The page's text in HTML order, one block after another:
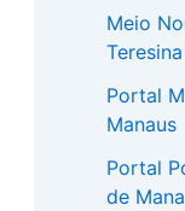
Meio
Teresina
Portal
Manaus
Portal
de